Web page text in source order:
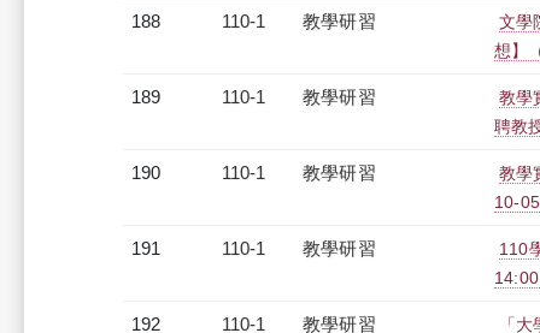
188 110-1 教學研習
文學
想】
189 110-1 教學研習
教學
聘教
190 110-1 教學研習
教學
10-
191 110-1 教學研習
110
192 110-1 教學研習 「